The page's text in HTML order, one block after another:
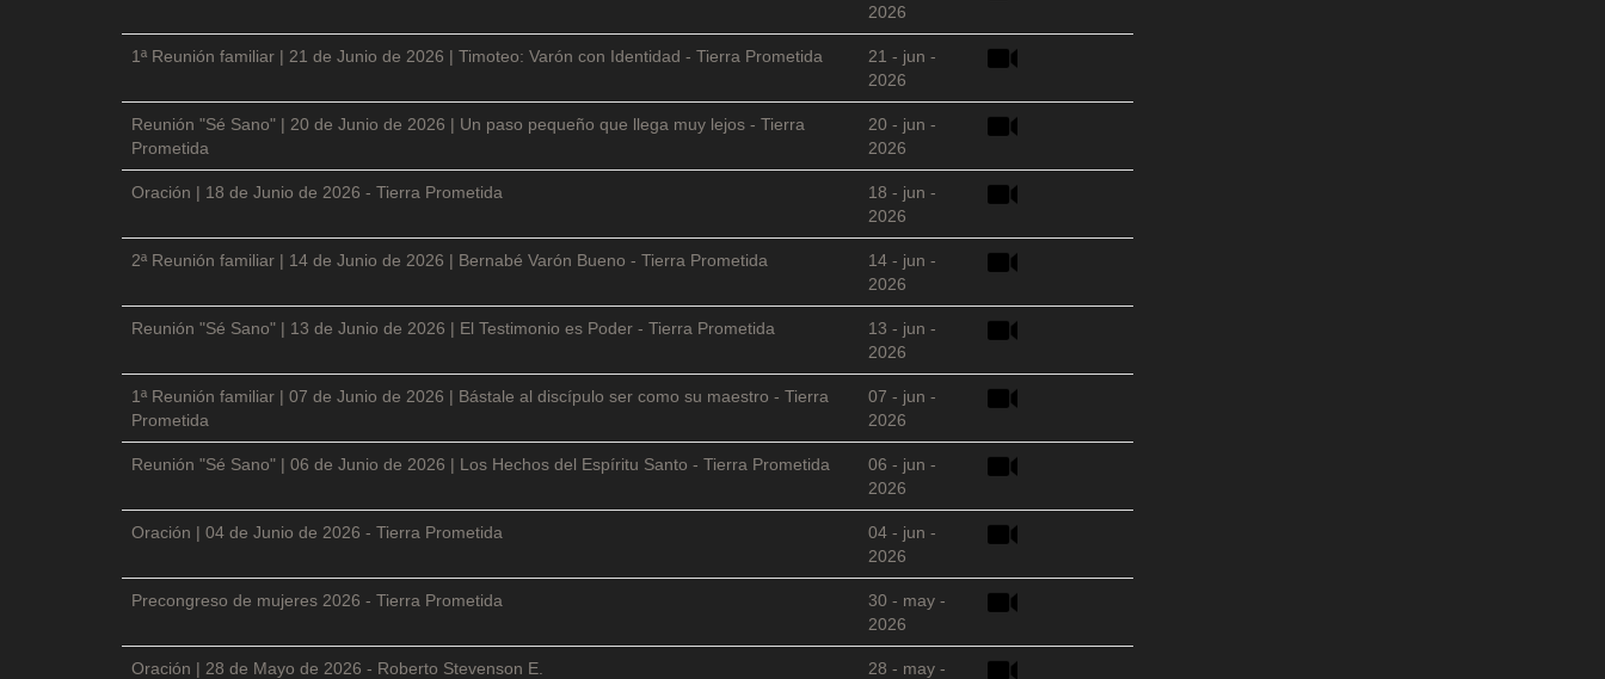
2026
1ª Reunión familiar | 21 de Junio de 2026 | Timoteo: Varón con Identidad - Tierra Prometida
21 - jun -
2026
Reunión "Sé Sano" | 20 de Junio de 2026 | Un paso pequeño que llega muy lejos - Tierra
Prometida
20 - jun -
2026
Oración | 18 de Junio de 2026 - Tierra Prometida
18 - jun -
2026
2ª Reunión familiar | 14 de Junio de 2026 | Bernabé Varón Bueno - Tierra Prometida
14 - jun -
2026
Reunión "Sé Sano" | 13 de Junio de 2026 | El Testimonio es Poder - Tierra Prometida
13 - jun -
2026
1ª Reunión familiar | 07 de Junio de 2026 | Bástale al discípulo ser como su maestro - Tierra
Prometida
07 - jun -
2026
Reunión "Sé Sano" | 06 de Junio de 2026 | Los Hechos del Espíritu Santo - Tierra Prometida
06 - jun -
2026
Oración | 04 de Junio de 2026 - Tierra Prometida
04 - jun -
2026
Precongreso de mujeres 2026 - Tierra Prometida
30 - may -
2026
Oración | 28 de Mayo de 2026 - Roberto Stevenson E.
28 - may -